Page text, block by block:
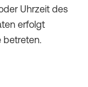
Uhrzeit des
erfolgt
betreten.